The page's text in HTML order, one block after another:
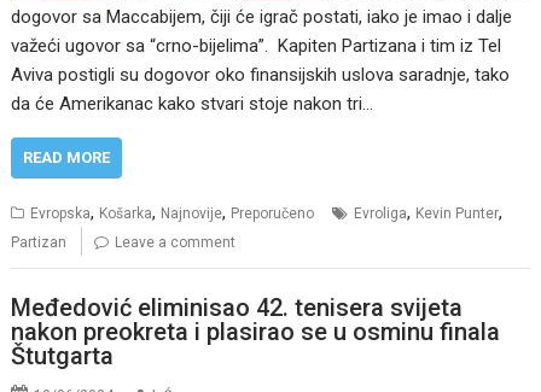
dogovor sa Maccabijem, čiji će igrač postati, iako je imao i dalje
važeći ugovor sa “crno-bijelima”. Kapiten Partizana i tim iz Tel
Aviva postigli su dogovor oko finansijskih uslova saradnje, tako
da će Amerikanac kako stvari stoje nakon tri…
READ MORE
Evropska, Košarka, Najnovije, Preporučeno Evroliga, Kevin Punter,
Partizan Leave a comment
Međedović eliminisao 42. tenisera svijeta
nakon preokreta i plasirao se u osminu finala
Štutgarta